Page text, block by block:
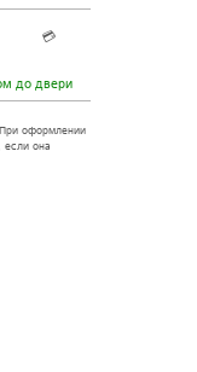
💳
до двери
оформлении
если она